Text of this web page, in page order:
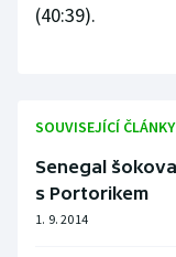
Stolní tenis
Veslování
Vodní slalom
(40:39).
SOUVISEJÍCÍ ČLÁNKY
Senegal
s Portorikem
1. 9. 2014